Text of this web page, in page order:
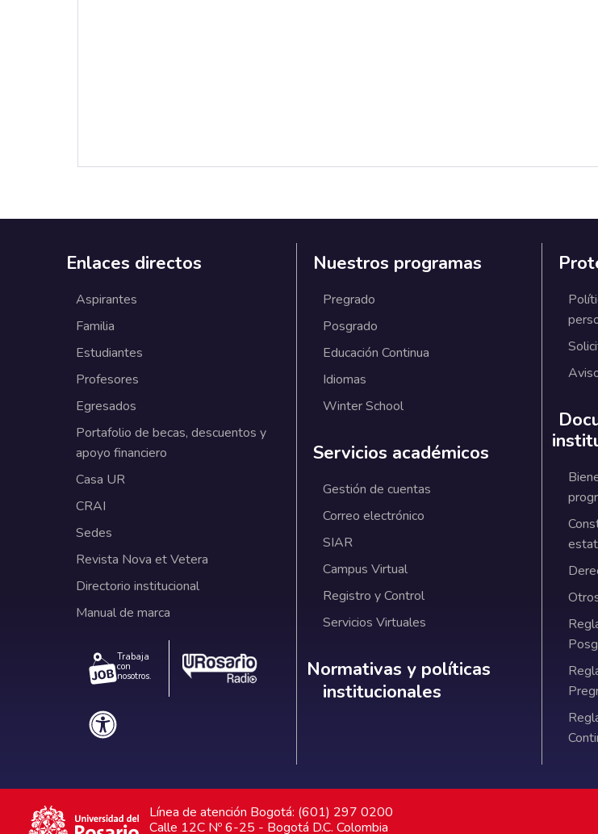
Enlaces directos
Aspirantes
Familia
Estudiantes
Profesores
Egresados
Portafolio de becas, descuentos y
apoyo financiero
Casa UR
CRAI
Sedes
Revista Nova et Vetera
Directorio institucional
Manual de marca
Trabaja
con
nosotros.
Nuestros programas
Pregrado
Posgrado
Educación Continua
Idiomas
Winter School
Servicios académicos
Gestión de cuentas
Correo electrónico
SIAR
Campus Virtual
Registro y Control
Servicios Virtuales
Normativas y políticas
Normativas y políticas
institucionales
Línea de atención Bogotá: (601) 297 0200
Calle 12C Nº 6-25 - Bogotá D.C. Colombia